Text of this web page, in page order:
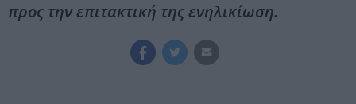
προς την επιτακτική της ενηλικίωση.